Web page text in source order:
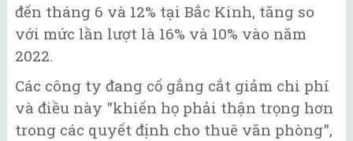
đến tháng 6 và 12% tại Bắc Kinh, tăng so
với mức lần lượt là 16% và 10% vào năm
2022.
Các công ty đang cố gắng cắt giảm chi phí
và điều này "khiến họ phải thận trọng hơn
trong các quyết định cho thuê văn phòng",